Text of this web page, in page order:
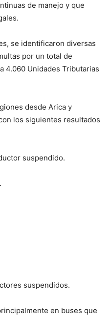
de manejo y que
se identificaron diversas
por un total de
4.060 Unidades Tributarias
desde Arica y
los siguientes resultados
suspendido.
suspendidos.
en buses que